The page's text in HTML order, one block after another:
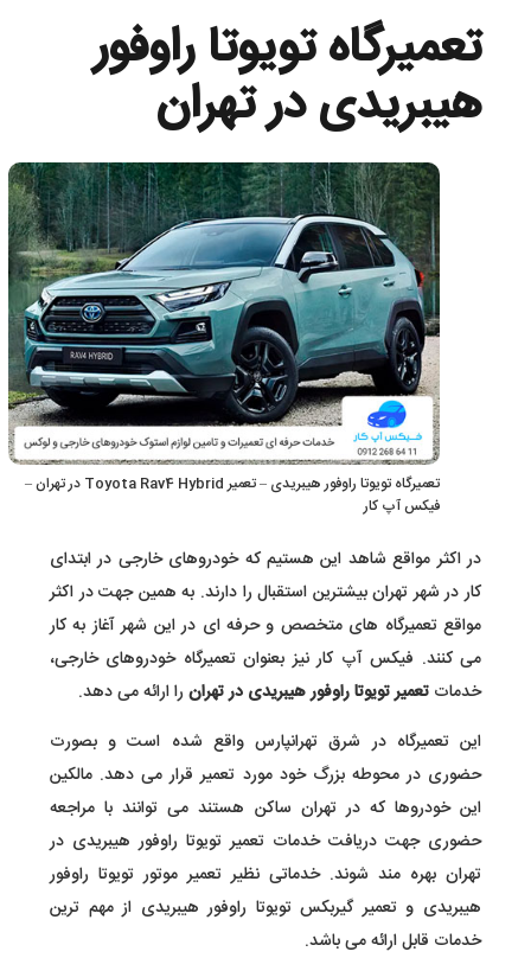
تعمیرگاه تویوتا راوفور
هیبریدی در تهران
تعمیرگاه تویوتا راوفور هیبریدی – تعمیر Toyota Rav4 Hybrid در تهران –
فیکس آپ کار
در اکثر مواقع شاهد این هستیم که خودروهای خارجی در ابتدای
کار در شهر تهران بیشترین استقبال را دارند. به همین جهت در اکثر
مواقع تعمیرگاه های متخصص و حرفه ای در این شهر آغاز به کار
می کنند. فیکس آپ کار نیز بعنوان تعمیرگاه خودروهای خارجی،
خدمات تعمیر تویوتا راوفور هیبریدی در تهران را ارائه می دهد.
این تعمیرگاه در شرق تهرانپارس واقع شده است و بصورت
حضوری در محوطه بزرگ خود مورد تعمیر قرار می دهد. مالکین
این خودروها که در تهران ساکن هستند می توانند با مراجعه
حضوری جهت دریافت خدمات تعمیر تویوتا راوفور هیبریدی در
تهران بهره مند شوند. خدماتی نظیر تعمیر موتور تویوتا راوفور
هیبریدی و تعمیر گیربکس تویوتا راوفور هیبریدی از مهم ترین
خدمات قابل ارائه می باشد.